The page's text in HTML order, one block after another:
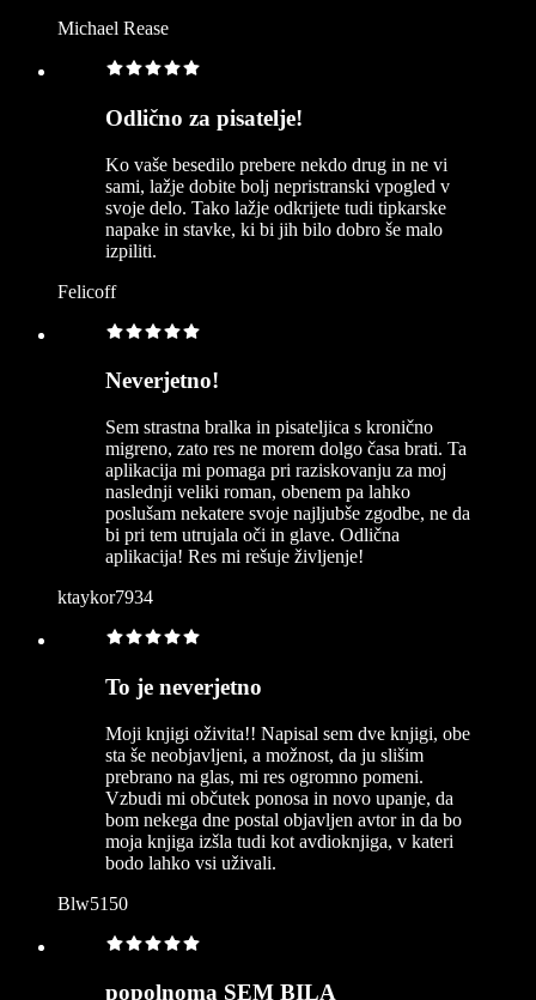
Michael Rease
Odlično za pisatelje!
Ko vaše besedilo prebere nekdo drug in ne vi
sami, lažje dobite bolj nepristranski vpogled v
svoje delo. Tako lažje odkrijete tudi tipkarske
napake in stavke, ki bi jih bilo dobro še malo
izpiliti.
Felicoff
Neverjetno!
Sem strastna bralka in pisateljica s kronično
migreno, zato res ne morem dolgo časa brati. Ta
aplikacija mi pomaga pri raziskovanju za moj
naslednji veliki roman, obenem pa lahko
poslušam nekatere svoje najljubše zgodbe, ne da
bi pri tem utrujala oči in glave. Odlična
aplikacija! Res mi rešuje življenje!
ktaykor7934
To je neverjetno
Moji knjigi oživita!! Napisal sem dve knjigi, obe
sta še neobjavljeni, a možnost, da ju slišim
prebrano na glas, mi res ogromno pomeni.
Vzbudi mi občutek ponosa in novo upanje, da
bom nekega dne postal objavljen avtor in da bo
moja knjiga izšla tudi kot avdioknjiga, v kateri
bodo lahko vsi uživali.
Blw5150
popolnoma SEM BILA